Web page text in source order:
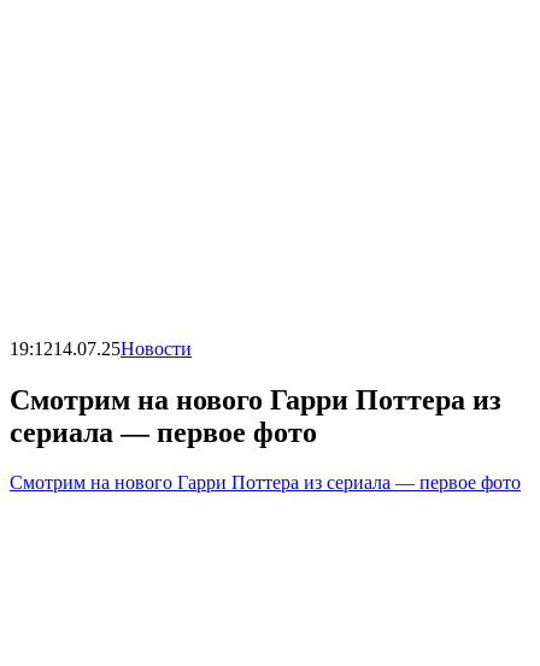
19:1214.07.25Новости
Смотрим на нового Гарри Поттера из
сериала — первое фото
Смотрим на нового Гарри Поттера из сериала — первое фото